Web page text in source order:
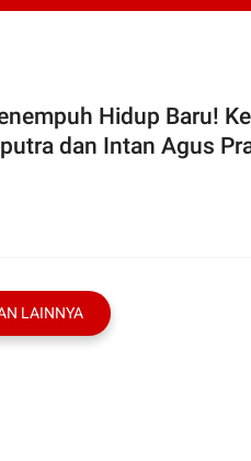
Hidup Baru!
dan Intan Agus
LAINNYA